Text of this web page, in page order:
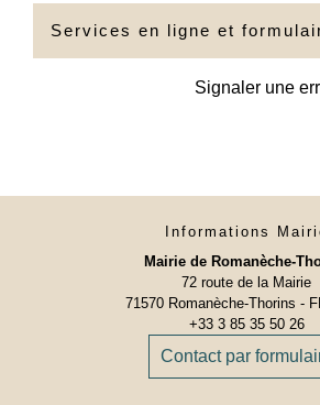
Services en ligne et
Signaler une
Informations
Mairie de Romanèche-
72 route de la Mairie
71570 Romanèche-Thorins -
+33 3 85 35 50 26
Contact par